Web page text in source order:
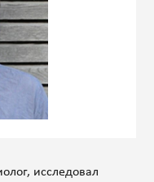
исследовал